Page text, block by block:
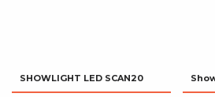
SHOWLIGHT LED SCAN20